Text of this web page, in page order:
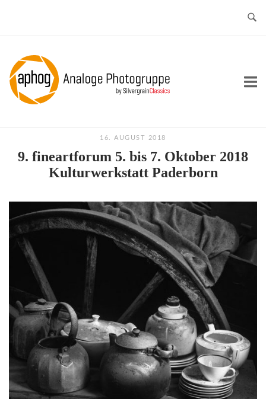
Home
16. AUGUST 2018
9. fineartforum 5. bis 7. Oktober 2018
Kulturwerkstatt Paderborn